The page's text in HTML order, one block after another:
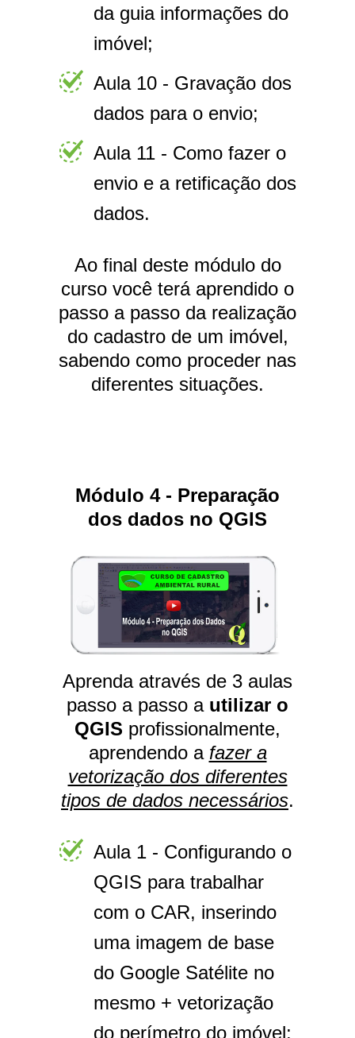
da guia informações do
imóvel;
Aula 10 - Gravação dos
dados para o envio;
Aula 11 - Como fazer o
envio e a retificação dos
dados.
Ao final deste módulo do
curso você terá aprendido o
passo a passo da realização
do cadastro de um imóvel,
sabendo como proceder nas
diferentes situações.
Módulo 4 - Preparação
dos dados no QGIS
Aprenda através de 3 aulas
passo a passo a utilizar o
QGIS profissionalmente,
aprendendo a fazer a
vetorização dos diferentes
tipos de dados necessários.
Aula 1 - Configurando o
QGIS para trabalhar
com o CAR, inserindo
uma imagem de base
do Google Satélite no
mesmo + vetorização
do perímetro do imóvel;